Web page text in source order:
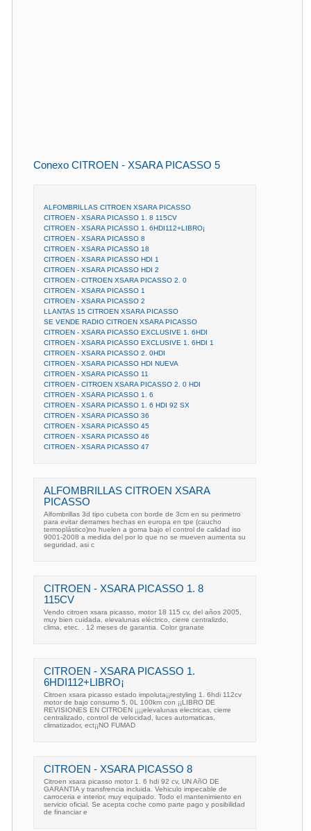
Conexo CITROEN - XSARA PICASSO 5
ALFOMBRILLAS CITROEN XSARA PICASSO
CITROEN - XSARA PICASSO 1. 8 115CV
CITROEN - XSARA PICASSO 1. 6HDI112+LIBRO¡
CITROEN - XSARA PICASSO 8
CITROEN - XSARA PICASSO 18
CITROEN - XSARA PICASSO HDI 1
CITROEN - XSARA PICASSO HDI 2
CITROEN - CITROEN XSARA PICASSO 2. 0
CITROEN - XSARA PICASSO 1
CITROEN - XSARA PICASSO 2
LLANTAS 15 CITROEN XSARA PICASSO
SE VENDE RADIO CITROEN XSARA PICASSO
CITROEN - XSARA PICASSO EXCLUSIVE 1. 6HDI
CITROEN - XSARA PICASSO EXCLUSIVE 1. 6HDI 1
CITROEN - XSARA PICASSO 2. 0HDI
CITROEN - XSARA PICASSO HDI NUEVA
CITROEN - XSARA PICASSO 11
CITROEN - CITROEN XSARA PICASSO 2. 0 HDI
CITROEN - XSARA PICASSO 1. 6
CITROEN - XSARA PICASSO 1. 6 HDI 92 SX
CITROEN - XSARA PICASSO 36
CITROEN - XSARA PICASSO 45
CITROEN - XSARA PICASSO 46
CITROEN - XSARA PICASSO 47
ALFOMBRILLAS CITROEN XSARA
PICASSO
Alfombrillas 3d tipo cubeta con borde de 3cm en su perimetro
para evitar derrames hechas en europa en tpe (caucho
termoplástico)no huelen a goma bajo el control de calidad iso
9001-2008 a medida del por lo que no se mueven aumenta su
seguridad, asi c
CITROEN - XSARA PICASSO 1. 8
115CV
Vendo citroen xsara picasso, motor 18 115 cv, del años 2005,
muy bien cuidada, elevalunas eléctrico, cierre centralizdo,
clima, etec. . 12 meses de garantia. Color granate
CITROEN - XSARA PICASSO 1.
6HDI112+LIBRO¡
Citroen xsara picasso estado impoluta¡¡restyling 1. 6hdi 112cv
motor de bajo consumo 5, 0L 100km con ¡¡LIBRO DE
REVISIONES EN CITROEN ¡¡¡¡elevalunas electricas, cierre
centralizado, control de velocidad, luces automaticas,
climatizador, ect¡¡NO FUMAD
CITROEN - XSARA PICASSO 8
Citroen xsara picasso motor 1. 6 hdi 92 cv, UN AñO DE
GARANTIA y transfrencia incluida. Vehiculo impecable de
carroceria e interior, muy equipado. Todo el mantenimiento en
servicio oficial. Se acepta coche como parte pago y posibilidad
de financiar e